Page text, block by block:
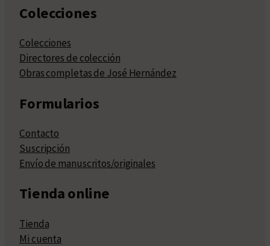
Colecciones
Colecciones
Directores de colección
Obras completas de José Hernández
Formularios
Contacto
Suscripción
Envío de manuscritos/originales
Tienda online
Tienda
Mi cuenta